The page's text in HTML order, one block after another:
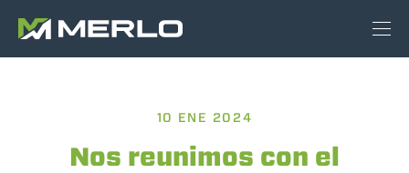
10 ENE 2024
Nos reunimos con el